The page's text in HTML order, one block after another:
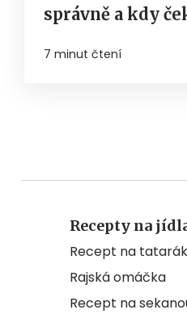
správně a kdy
7 minut čtení
Recepty na
Recept na tatarák
Rajská omáčka
Recept na